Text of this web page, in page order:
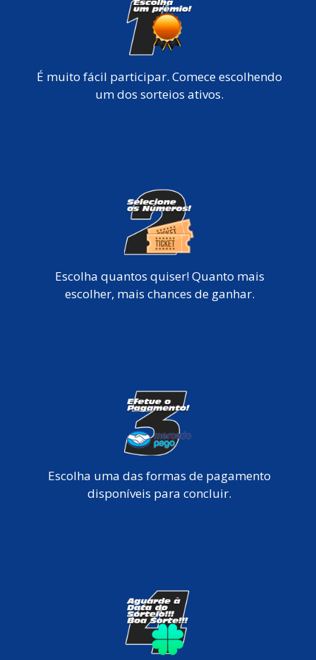
É muito fácil participar. Comece escolhendo
um dos sorteios ativos.
Escolha quantos quiser! Quanto mais
escolher, mais chances de ganhar.
Escolha uma das formas de pagamento
disponíveis para concluir.